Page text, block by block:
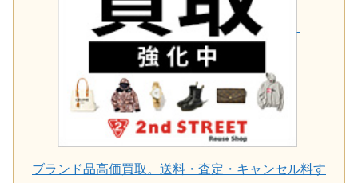
ブランド品高価買取。送料・査定・キャンセル料す